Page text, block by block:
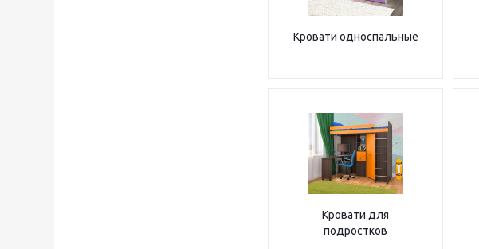
Кровати односпальные
Кровати для
подростков